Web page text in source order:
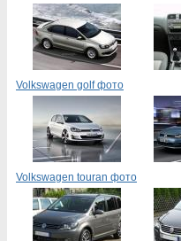
Volkswagen golf фото
Volkswagen touran фото